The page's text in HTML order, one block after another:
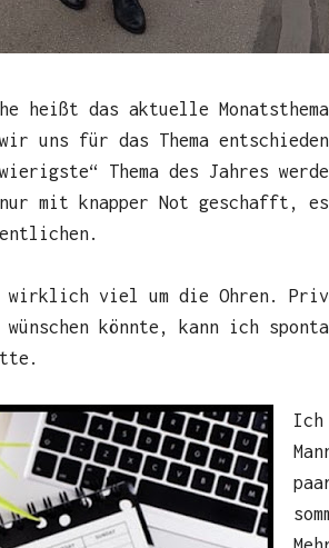
heißt das aktuelle
uns für das Thema
Thema des Jahres
mit knapper Not geschafft,
wirklich viel um die Ohren.
könnte, kann ich
Ich